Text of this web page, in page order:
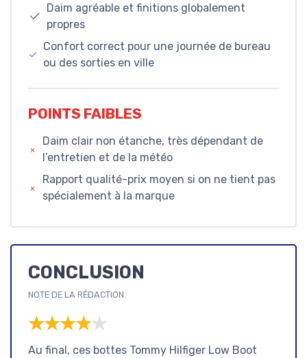
Daim agréable et finitions globalement
propres
Confort correct pour une journée de bureau
ou des sorties en ville
POINTS FAIBLES
Daim clair non étanche, très dépendant de
l’entretien et de la météo
Rapport qualité-prix moyen si on ne tient pas
spécialement à la marque
CONCLUSION
NOTE DE LA RÉDACTION
★★★★★
★★★★★
Au final, ces bottes Tommy Hilfiger Low Boot